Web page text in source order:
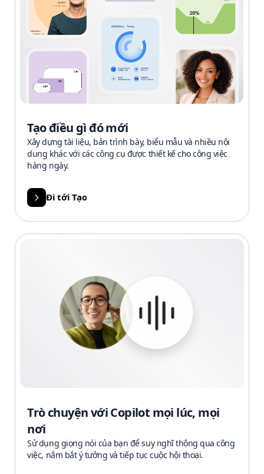
Trò chuyện với Copilot mọi lúc, mọi
nơi
Sử dụng giọng nói của bạn để suy nghĩ thông qua công
việc, nắm bắt ý tưởng và tiếp tục cuộc hội thoại.
Tạo điều gì đó mới
Xây dựng tài liệu, bản trình bày, biểu mẫu và nhiều nội
dung khác với các công cụ được thiết kế cho công việc
hàng ngày.
Đi tới Tạo